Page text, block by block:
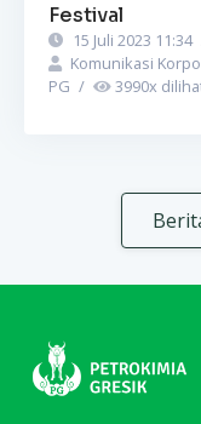
Festival
15 Juli 2023 11:34
Komunikasi
PG / 3990x